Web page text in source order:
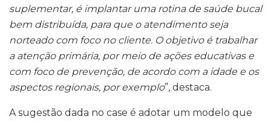
suplementar, é implantar uma rotina de saúde bucal
bem distribuída, para que o atendimento seja
norteado com foco no cliente. O objetivo é trabalhar
a atenção primária, por meio de ações educativas e
com foco de prevenção, de acordo com a idade e os
aspectos regionais, por exemplo”, destaca.
A sugestão dada no case é adotar um modelo que